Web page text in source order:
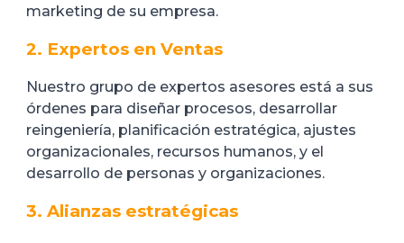
marketing de su empresa.
2. Expertos en Ventas
Nuestro grupo de expertos asesores está a sus
órdenes para diseñar procesos, desarrollar
reingeniería, planificación estratégica, ajustes
organizacionales, recursos humanos, y el
desarrollo de personas y organizaciones.
3. Alianzas estratégicas